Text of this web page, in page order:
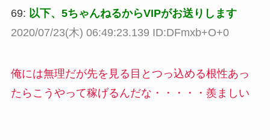
69: 以下、5ちゃんねるからVIPがお送りします
2020/07/23(木) 06:49:23.139 ID:DFmxb+O+0
俺には無理だが先を見る目とつっ込める根性あっ
たらこうやって稼げるんだな・・・・・羨ましい